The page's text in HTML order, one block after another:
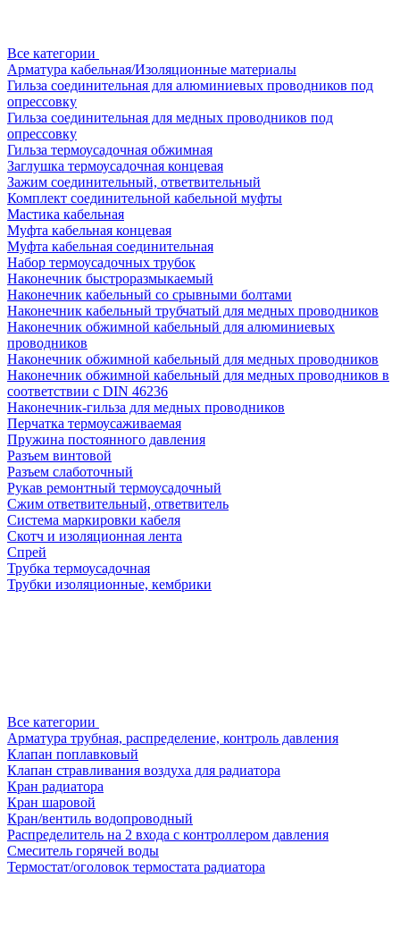
Все категории
Арматура кабельная/Изоляционные материалы
Гильза соединительная для алюминиевых проводников под
опрессовку
Гильза соединительная для медных проводников под
опрессовку
Гильза термоусадочная обжимная
Заглушка термоусадочная концевая
Зажим соединительный, ответвительный
Комплект соединительной кабельной муфты
Мастика кабельная
Муфта кабельная концевая
Муфта кабельная соединительная
Набор термоусадочных трубок
Наконечник быстроразмыкаемый
Наконечник кабельный со срывными болтами
Наконечник кабельный трубчатый для медных проводников
Наконечник обжимной кабельный для алюминиевых
проводников
Наконечник обжимной кабельный для медных проводников
Наконечник обжимной кабельный для медных проводников в
соответствии с DIN 46236
Наконечник-гильза для медных проводников
Перчатка термоусаживаемая
Пружина постоянного давления
Разъем винтовой
Разъем слаботочный
Рукав ремонтный термоусадочный
Сжим ответвительный, ответвитель
Система маркировки кабеля
Скотч и изоляционная лента
Спрей
Трубка термоусадочная
Трубки изоляционные, кембрики
Все категории
Арматура трубная, распределение, контроль давления
Клапан поплавковый
Клапан стравливания воздуха для радиатора
Кран радиатора
Кран шаровой
Кран/вентиль водопроводный
Распределитель на 2 входа с контроллером давления
Смеситель горячей воды
Термостат/оголовок термостата радиатора